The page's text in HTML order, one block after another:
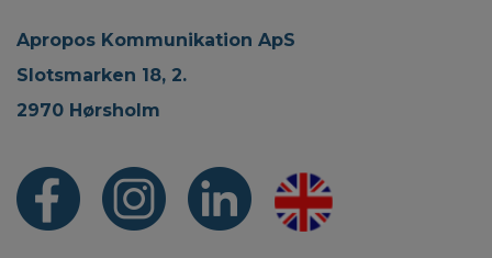
Apropos Kommunikation ApS
Slotsmarken 18, 2.
2970 Hørsholm